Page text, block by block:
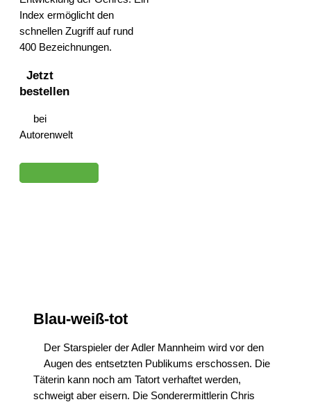
Index ermöglicht den
schnellen Zugriff auf rund
400 Bezeichnungen.
Jetzt
bestellen
bei
Autorenwelt
Blau-weiß-tot
Der Starspieler der Adler Mannheim wird vor den
Augen des entsetzten Publikums erschossen. Die
Täterin kann noch am Tatort verhaftet werden,
schweigt aber eisern. Die Sonderermittlerin Chris